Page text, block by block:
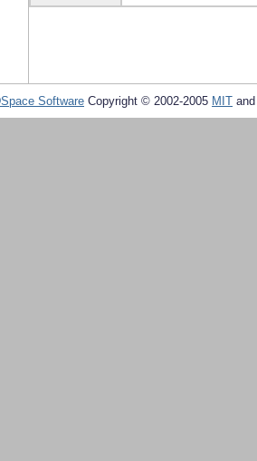
Software Copyright © 2002-2005 MIT